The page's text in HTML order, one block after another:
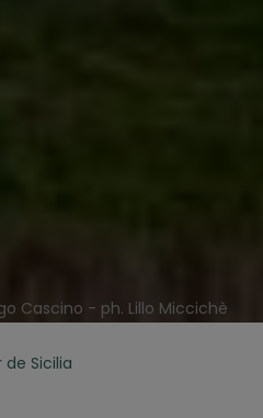
Cascino - ph. Lillo Miccichè
de Sicilia